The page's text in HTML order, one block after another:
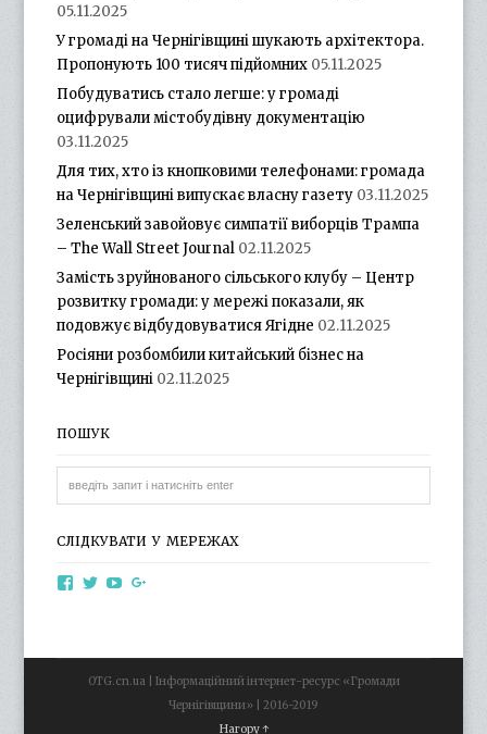
05.11.2025
У громаді на Чернігівщині шукають архітектора.
Пропонують 100 тисяч підйомних 05.11.2025
Побудуватись стало легше: у громаді
оцифрували містобудівну документацію
03.11.2025
Для тих, хто із кнопковими телефонами: громада
на Чернігівщині випускає власну газету 03.11.2025
Зеленський завойовує симпатії виборців Трампа
– The Wall Street Journal 02.11.2025
Замість зруйнованого сільського клубу – Центр
розвитку громади: у мережі показали, як
подовжує відбудовуватися Ягідне 02.11.2025
Росіяни розбомбили китайський бізнес на
Чернігівщині 02.11.2025
ПОШУК
СЛІДКУВАТИ У МЕРЕЖАХ
ViewViewView
OTG.cn.ua | Інформаційний інтернет-ресурс «Громади
Чернігівщини» | 2016-2019
Нагору ↑